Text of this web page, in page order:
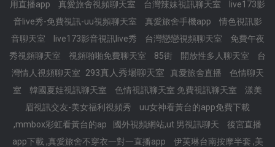
用直播app
真愛旅舍視頻聊天室 台灣辣妹視訊聊天室
live173影
音live秀-免費視訊-uu視頻聊天室
真愛旅舍手機app
情色視訊影
音聊天室
live173影音視訊live秀 台灣戀戀視頻聊天室
免費午夜
秀視頻聊天室
視頻啪啪免費聊天室 85街 開放性多人聊天室
台
灣情人視頻聊天室
293真人秀場聊天室 真愛旅舍直播
色情聊天
室
韓國夏娃視訊聊天室 色情視訊聊天室 免費視訊聊天室
漾美
眉視訊交友-美女福利視頻秀
uu女神看黃台的app免費下載
,mmbox彩虹看黃台的ap
國外視頻網站,ut 男視訊聊天
後宮直播
app下載 ,真愛旅舍不穿衣一對一直播app
伊芙琳台南按摩半套 ,美